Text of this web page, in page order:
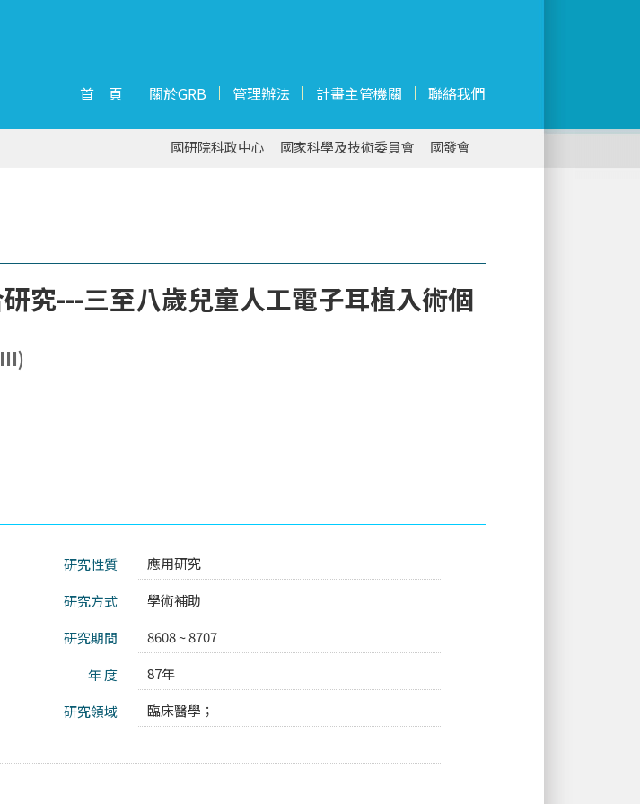
首 頁 關於GRB 管理辦法 計畫主管機關 聯絡我們
國研院科政中心 國家科學及技術委員會 國發會
究---三至八歲兒童人工電子耳植入術個
研究性質
應用研究
研究方式
學術補助
研究期間
8608 ~ 8707
年 度
87年
研究領域
臨床醫學；